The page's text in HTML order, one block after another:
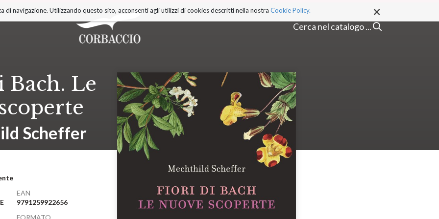
Cerca nel catalogo ...
×
di navigazione. Utilizzando questo sito, acconsenti agli utilizzi di cookies descritti nella nostra Cookie Policy.
Le
Scheffer
EAN
9791259922656
FORMATO